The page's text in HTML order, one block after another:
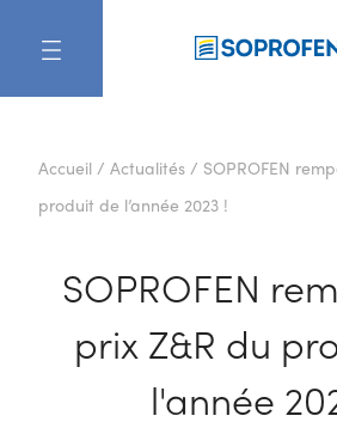
Accueil/ Actualités/ SOPROFEN
produit de l’année 2023 !
SOPROFEN
prix Z&R du
l'année